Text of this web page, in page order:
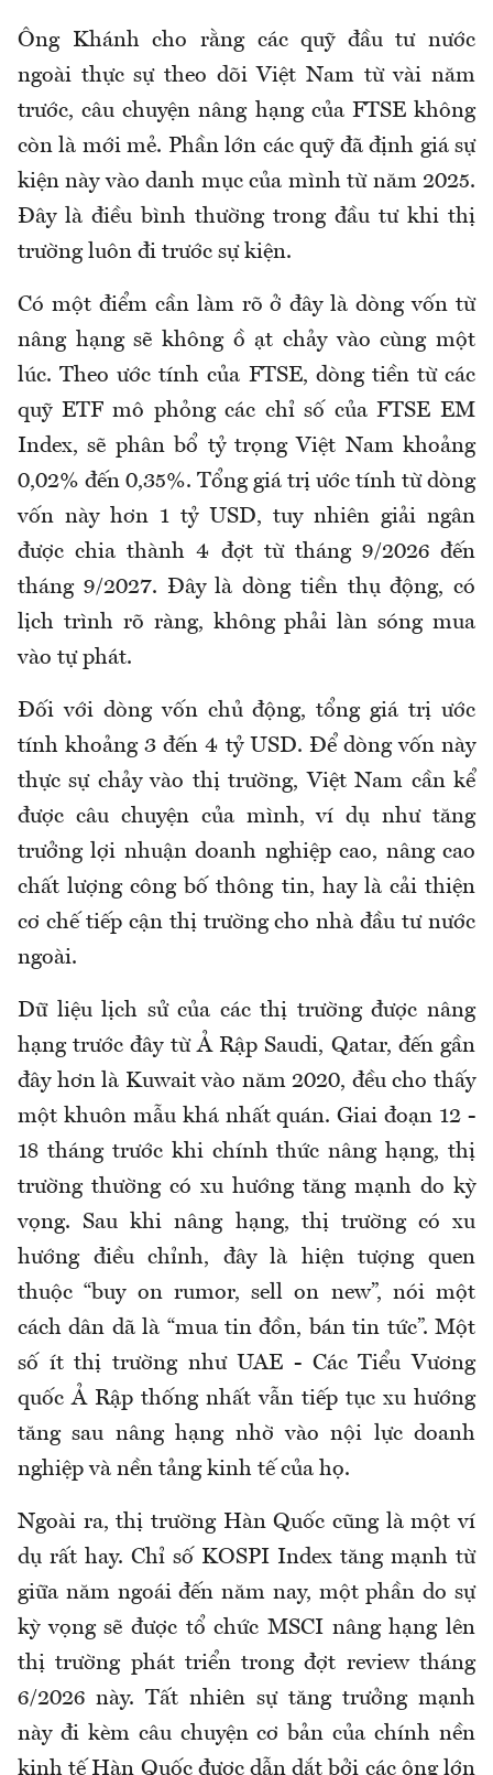
Ông Khánh cho rằng các quỹ đầu tư nước
ngoài thực sự theo dõi Việt Nam từ vài năm
trước, câu chuyện nâng hạng của FTSE không
còn là mới mẻ. Phần lớn các quỹ đã định giá sự
kiện này vào danh mục của mình từ năm 2025.
Đây là điều bình thường trong đầu tư khi thị
trường luôn đi trước sự kiện.
Có một điểm cần làm rõ ở đây là dòng vốn từ
nâng hạng sẽ không ồ ạt chảy vào cùng một
lúc. Theo ước tính của FTSE, dòng tiền từ các
quỹ ETF mô phỏng các chỉ số của FTSE EM
Index, sẽ phân bổ tỷ trọng Việt Nam khoảng
0,02% đến 0,35%. Tổng giá trị ước tính từ dòng
vốn này hơn 1 tỷ USD, tuy nhiên giải ngân
được chia thành 4 đợt từ tháng 9/2026 đến
tháng 9/2027. Đây là dòng tiền thụ động, có
lịch trình rõ ràng, không phải làn sóng mua
vào tự phát.
Đối với dòng vốn chủ động, tổng giá trị ước
tính khoảng 3 đến 4 tỷ USD. Để dòng vốn này
thực sự chảy vào thị trường, Việt Nam cần kể
được câu chuyện của mình, ví dụ như tăng
trưởng lợi nhuận doanh nghiệp cao, nâng cao
chất lượng công bố thông tin, hay là cải thiện
cơ chế tiếp cận thị trường cho nhà đầu tư nước
ngoài.
Dữ liệu lịch sử của các thị trường được nâng
hạng trước đây từ Ả Rập Saudi, Qatar, đến gần
đây hơn là Kuwait vào năm 2020, đều cho thấy
một khuôn mẫu khá nhất quán. Giai đoạn 12 -
18 tháng trước khi chính thức nâng hạng, thị
trường thường có xu hướng tăng mạnh do kỳ
vọng. Sau khi nâng hạng, thị trường có xu
hướng điều chỉnh, đây là hiện tượng quen
thuộc “buy on rumor, sell on new”, nói một
cách dân dã là “mua tin đồn, bán tin tức”. Một
số ít thị trường như UAE - Các Tiểu Vương
quốc Ả Rập thống nhất vẫn tiếp tục xu hướng
tăng sau nâng hạng nhờ vào nội lực doanh
nghiệp và nền tảng kinh tế của họ.
Ngoài ra, thị trường Hàn Quốc cũng là một ví
dụ rất hay. Chỉ số KOSPI Index tăng mạnh từ
giữa năm ngoái đến năm nay, một phần do sự
kỳ vọng sẽ được tổ chức MSCI nâng hạng lên
thị trường phát triển trong đợt review tháng
6/2026 này. Tất nhiên sự tăng trưởng mạnh
này đi kèm câu chuyện cơ bản của chính nền
kinh tế Hàn Quốc được dẫn dắt bởi các ông lớn